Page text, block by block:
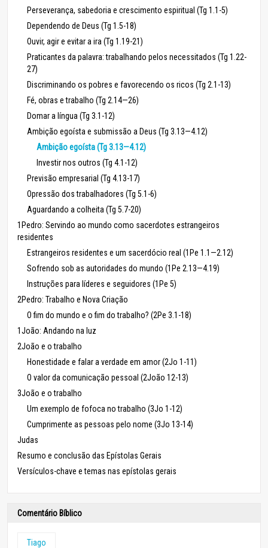
Perseverança, sabedoria e crescimento espiritual (Tg 1.1-5)
Dependendo de Deus (Tg 1.5-18)
Ouvir, agir e evitar a ira (Tg 1.19-21)
Praticantes da palavra: trabalhando pelos necessitados (Tg 1.22-
27)
Discriminando os pobres e favorecendo os ricos (Tg 2.1-13)
Fé, obras e trabalho (Tg 2.14—26)
Domar a língua (Tg 3.1-12)
Ambição egoísta e submissão a Deus (Tg 3.13—4.12)
Ambição egoísta (Tg 3.13—4.12)
Investir nos outros (Tg 4.1-12)
Previsão empresarial (Tg 4.13-17)
Opressão dos trabalhadores (Tg 5.1-6)
Aguardando a colheita (Tg 5.7-20)
1Pedro: Servindo ao mundo como sacerdotes estrangeiros
residentes
Estrangeiros residentes e um sacerdócio real (1Pe 1.1—2.12)
Sofrendo sob as autoridades do mundo (1Pe 2.13—4.19)
Instruções para líderes e seguidores (1Pe 5)
2Pedro: Trabalho e Nova Criação
O fim do mundo e o fim do trabalho? (2Pe 3.1-18)
1João: Andando na luz
2João e o trabalho
Honestidade e falar a verdade em amor (2Jo 1-11)
O valor da comunicação pessoal (2João 12-13)
3João e o trabalho
Um exemplo de fofoca no trabalho (3Jo 1-12)
Cumprimente as pessoas pelo nome (3Jo 13-14)
Judas
Resumo e conclusão das Epístolas Gerais
Versículos-chave e temas nas epístolas gerais
Comentário Bíblico
Tiago